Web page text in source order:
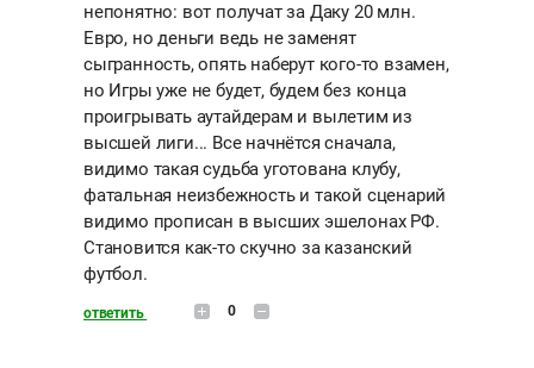
непонятно: вот получат за Даку 20 млн.
Евро, но деньги ведь не заменят
сыгранность, опять наберут кого-то взамен,
но Игры уже не будет, будем без конца
проигрывать аутайдерам и вылетим из
высшей лиги... Все начнётся сначала,
видимо такая судьба уготована клубу,
фатальная неизбежность и такой сценарий
видимо прописан в высших эшелонах РФ.
Становится как-то скучно за казанский
футбол.
ответить 0